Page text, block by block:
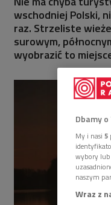
wschodniej Polski,
raz. Strzeliste
surowym,
wyobrazić to
Dbamy
My i nasi 5
wybory lub
naszym
Wraz z